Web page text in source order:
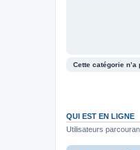
Cette catégorie n’a
QUI EST EN LIGNE
Utilisateurs